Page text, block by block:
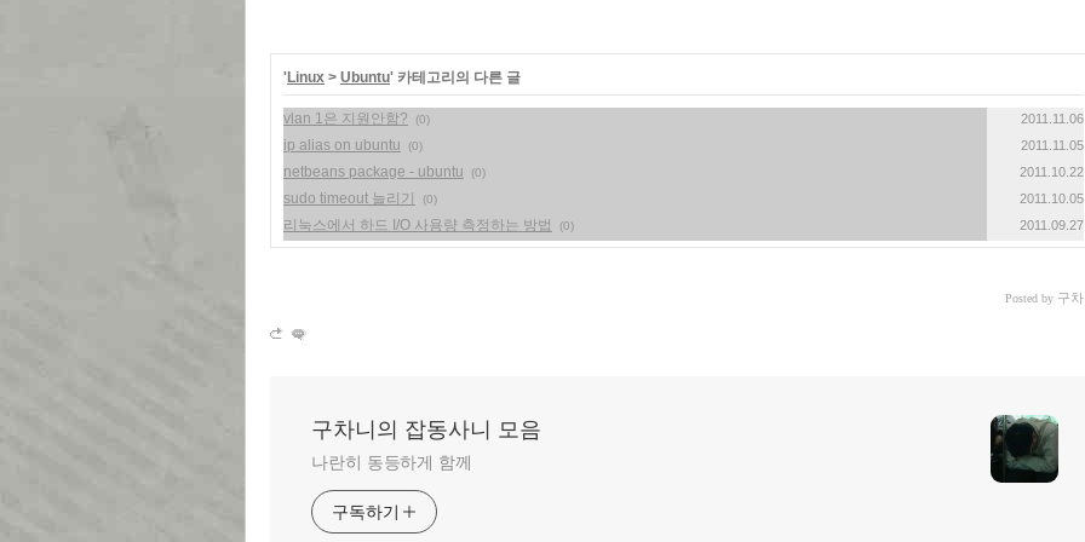
'Linux > Ubuntu' 카테고리의 다른 글
vlan 1은 지원안함? (0) 2011.11.06
ip alias on ubuntu (0) 2011.11.05
netbeans package - ubuntu (0) 2011.10.22
sudo timeout 늘리기 (0) 2011.10.05
리눅스에서 하드 I/O 사용량 측정하는 방법 (0) 2011.09.27
Posted by 구
구차니의 잡동사니 모음
나란히 동등하게 함께
구독하기